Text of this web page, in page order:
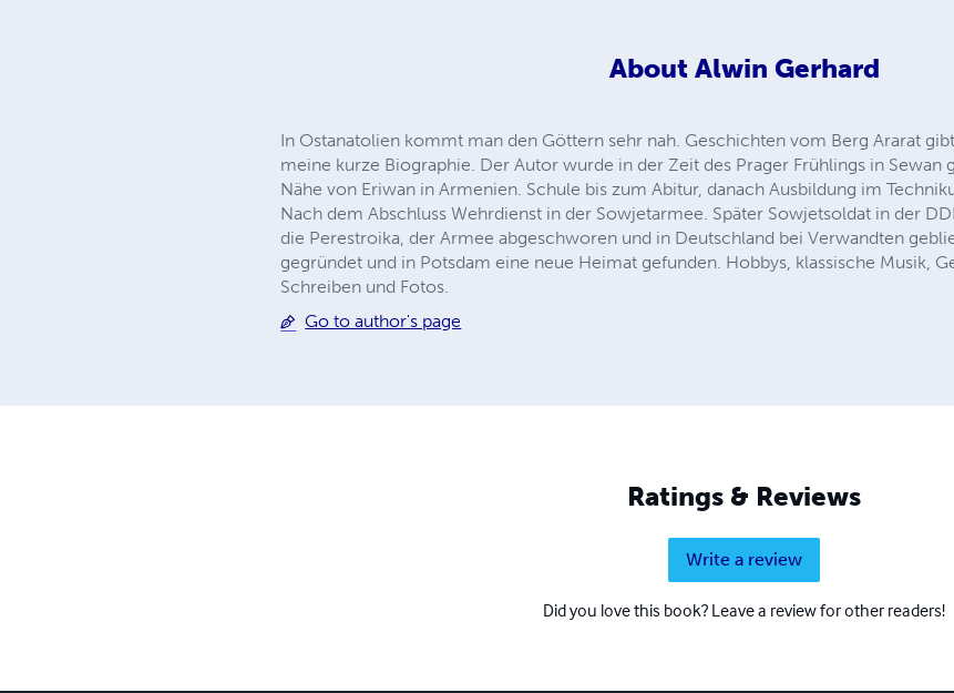
About Alwin Gerhard
In Ostanatolien kommt man den Göttern sehr nah. Geschichten vom Berg Ararat
meine kurze Biographie. Der Autor wurde in der Zeit des Prager Frühlings in Sewan
Nähe von Eriwan in Armenien. Schule bis zum Abitur, danach Ausbildung im
Nach dem Abschluss Wehrdienst in der Sowjetarmee. Später Sowjetsoldat in der
die Perestroika, der Armee abgeschworen und in Deutschland bei Verwandten
gegründet und in Potsdam eine neue Heimat gefunden. Hobbys, klassische Musik,
Schreiben und Fotos.
Go to author's page
Ratings & Reviews
Write a review
Did you love this book? Leave a review for other readers!